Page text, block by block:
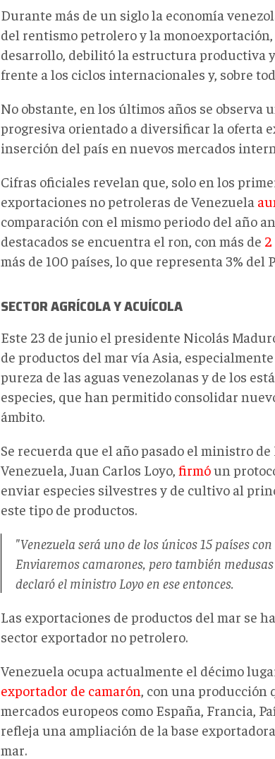
Durante más de un siglo la economía
del rentismo petrolero y la
desarrollo, debilitó la estructura productiva
frente a los ciclos internacionales y, sobre
No obstante, en los últimos años se observa
progresiva orientado a diversificar la oferta
inserción del país en nuevos mercados
Cifras oficiales revelan que, solo en los
exportaciones no petroleras de Venezuela
comparación con el mismo periodo del año
destacados se encuentra el ron, con más de
más de 100 países, lo que representa 3% del
SECTOR AGRÍCOLA Y ACUÍCOLA
Este 23 de junio el presidente Nicolás
de productos del mar vía Asia,
pureza de las aguas venezolanas y de los
especies, que han permitido consolidar
ámbito.
Se recuerda que el año pasado el ministro
Venezuela, Juan Carlos Loyo, firmóun
enviar especies silvestres y de cultivo al
este tipo de productos.
"Venezuela será uno de los únicos 15 países
Enviaremos camarones, pero también
declaró el ministro Loyo en ese entonces.
Las exportaciones de productos del mar se
sector exportador no petrolero.
Venezuela ocupa actualmente el décimo
exportador de camarón, con una producción
mercados europeos como España, Francia,
refleja una ampliación de la base
mar.